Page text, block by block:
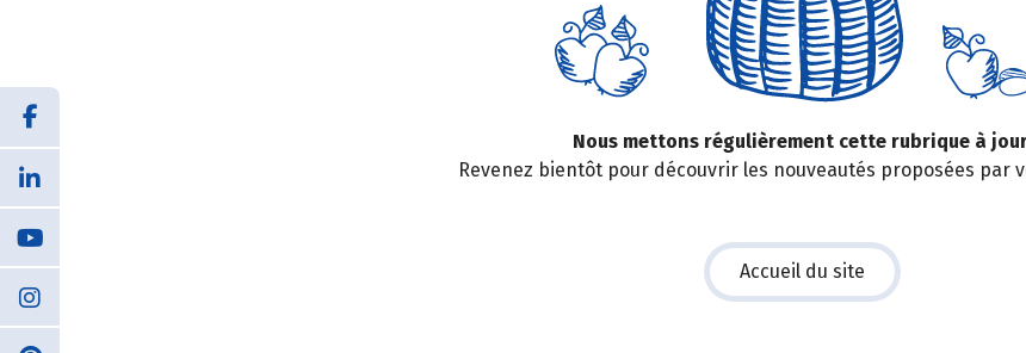
Nous mettons régulièrement cette rubrique à
Revenez bientôt pour découvrir les nouveautés proposées par
Accueil du site